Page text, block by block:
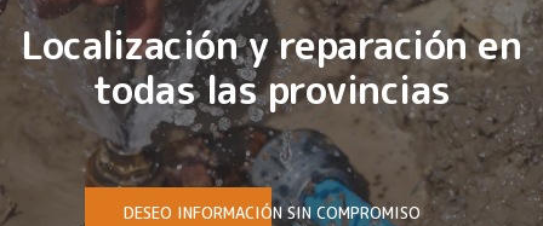
Localización y reparación en
todas las provincias
DESEO INFORMACIÓN SIN COMPROMISO